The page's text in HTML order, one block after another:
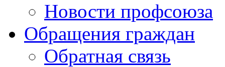
Новости профсоюза
Обращения граждан
Обратная связь